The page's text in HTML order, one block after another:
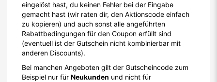
eingelöst hast, du keinen Fehler bei der Eingabe
gemacht hast (wir raten dir, den Aktionscode einfach
zu kopieren) und auch sonst alle angeführten
Rabattbedingungen für den Coupon erfüllt sind
(eventuell ist der Gutschein nicht kombinierbar mit
anderen Discounts).
Bei manchen Angeboten gilt der Gutscheincode zum
Beispiel nur für Neukunden und nicht für